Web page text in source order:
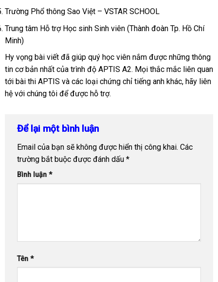
Trường Phổ thông Sao Việt – VSTAR SCHOOL
Trung tâm Hỗ trợ Học sinh Sinh viên (Thành đoàn Tp. Hồ Chí
Minh)
Hy vọng bài viết đã giúp quý học viên nắm được những thông
tin cơ bản nhất của trình độ APTIS A2. Mọi thắc mắc liên quan
tới bài thi APTIS và các loại chứng chỉ tiếng anh khác, hãy liên
hệ với chúng tôi để được hỗ trợ.
Để lại một bình luận
Email của bạn sẽ không được hiển thị công khai. Các
trường bắt buộc được đánh dấu *
Bình luận *
Tên *